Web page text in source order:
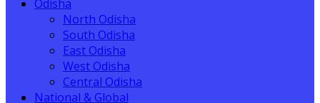
Odisha
North Odisha
South Odisha
East Odisha
West Odisha
Central Odisha
National & Global